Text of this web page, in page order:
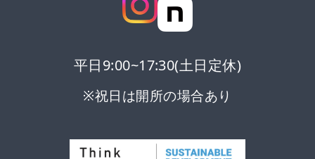
平日9:00~17:30(土日定休)
※祝日は開所の場合あり